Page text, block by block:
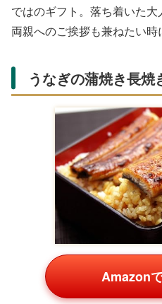
ではのギフト。落ち着いた
両親へのご挨拶も兼ねたい時
うなぎの蒲焼き長焼
Amazon